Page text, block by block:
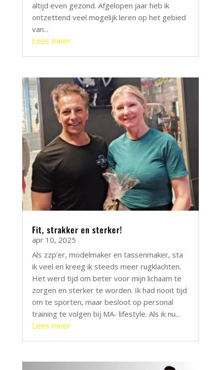
altijd even gezond. Afgelopen jaar heb ik
ontzettend veel mogelijk leren op het gebied
van...
Lees meer
Fit, strakker en sterker!
apr 10, 2025
Als zzp’er, modelmaker en tassenmaker, sta
ik veel en kreeg ik steeds meer rugklachten.
Het werd tijd om beter voor mijn lichaam te
zorgen en sterker te worden. Ik had nooit tijd
om te sporten, maar besloot op personal
training te volgen bij MA- lifestyle. Als ik nu...
Lees meer